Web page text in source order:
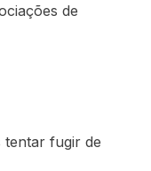
de
fugir de